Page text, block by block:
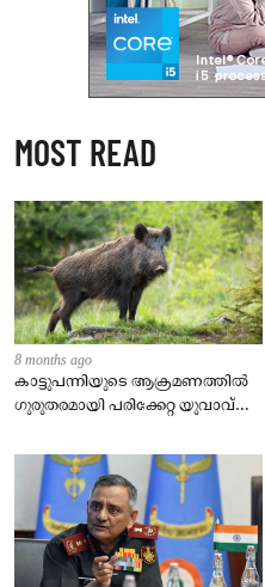
MOST READ
8 months ago
കാട്ടുപന്നിയുടെ ആക്രമണത്തിൽ
ഗുരുതരമായി പരിക്കേറ്റ യുവാവ്